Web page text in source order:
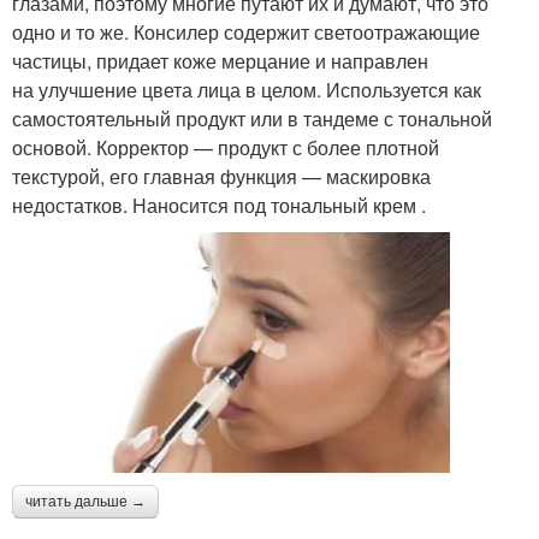
одно и то же. Консилер содержит светоотражающие
частицы, придает коже мерцание и направлен
на улучшение цвета лица в целом. Используется как
самостоятельный продукт или в тандеме с тональной
основой. Корректор — продукт с более плотной
текстурой, его главная функция — маскировка
недостатков. Наносится под тональный крем .
читать дальше →